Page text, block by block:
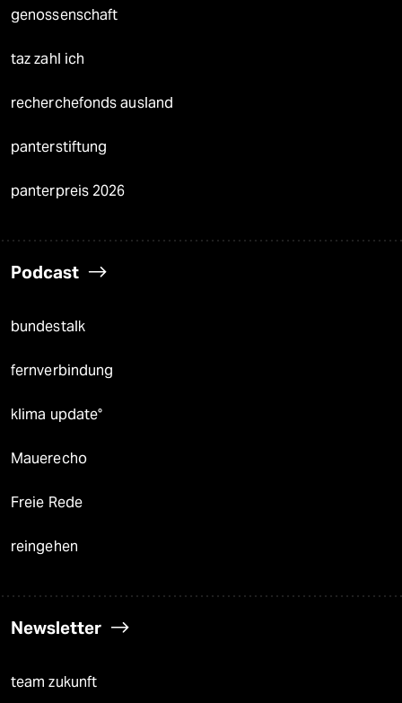
genossenschaft
taz zahl ich
recherchefonds ausland
panterstiftung
panterpreis 2026
Podcast
bundestalk
fernverbindung
klima update°
Mauerecho
Freie Rede
reingehen
Newsletter
team zukunft